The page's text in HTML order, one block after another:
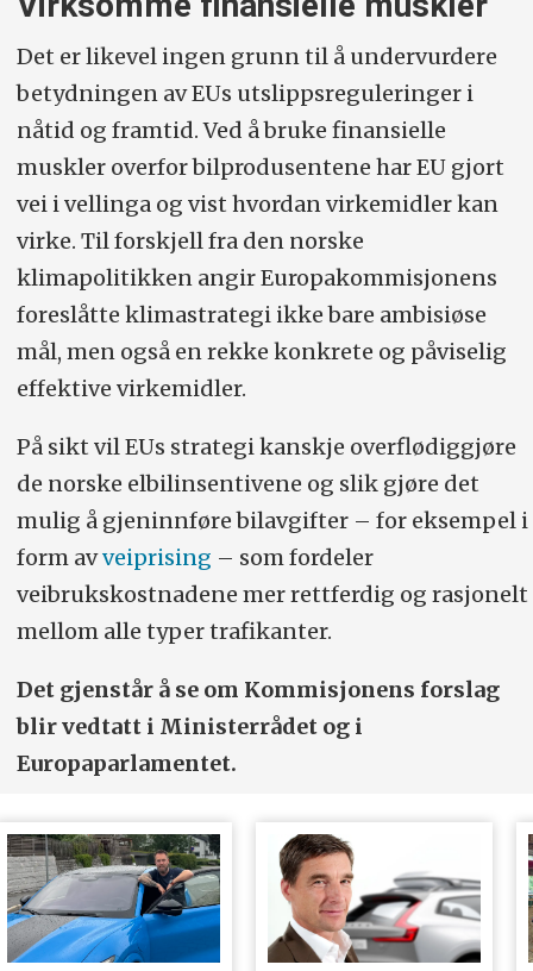
Det er likevel ingen grunn til å undervurdere
betydningen av EUs utslippsreguleringer i
nåtid og framtid. Ved å bruke finansielle
muskler overfor bilprodusentene har EU gjort
vei i vellinga og vist hvordan virkemidler kan
virke. Til forskjell fra den norske
klimapolitikken angir Europakommisjonens
foreslåtte klimastrategi ikke bare ambisiøse
mål, men også en rekke konkrete og påviselig
effektive virkemidler.
På sikt vil EUs strategi kanskje overflødiggjøre
de norske elbilinsentivene og slik gjøre det
mulig å gjeninnføre bilavgifter – for eksempel i
form avveiprising – som fordeler
veibrukskostnadene mer rettferdig og rasjonelt
mellom alle typer trafikanter.
Det gjenstår å se om Kommisjonens forslag
blir vedtatt i Ministerrådet og i
Europaparlamentet.